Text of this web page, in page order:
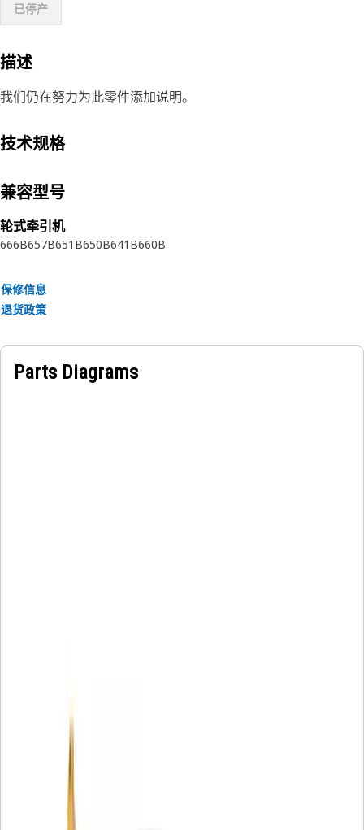
已停产
描述
我们仍在努力为此零件添加说明。
技术规格
兼容型号
轮式牵引机
666B657B651B650B641B660B
保修信息
退货政策
Parts Diagrams